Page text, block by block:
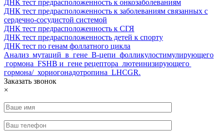
ДНК ​тест предрасположенность к онкозаболеваниям
ДНК ​тест предрасположенность к заболеваниям связанных с
сердечно-сосудистой системой
ДНК ​тест предрасположенность к СГЯ
ДНК ​тест предрасположенность детей к спорту
ДНК ​тест по генам фоллатного цикла
Анализ​ ​ мутаций​ ​ в​ ​ гене​ ​ Β-цепи​ ​ фолликулостимулирующего​
​ гормона​ ​ FSHB​ ​и​ ​ гене рецептора​ ​ лютеинизирующего​ ​
гормона/​ ​ хориогонадотропина​ ​ LHCGR.
Заказать звонок
×